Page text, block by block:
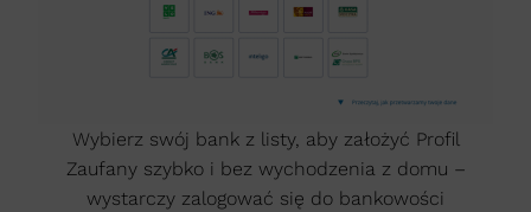
Wybierz swój bank z listy, aby założyć Profil
Zaufany szybko i bez wychodzenia z domu –
wystarczy zalogować się do bankowości